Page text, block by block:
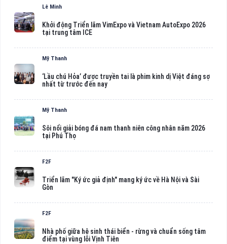
Lê Minh
Khởi động Triển lãm VimExpo và Vietnam AutoExpo 2026
tại trung tâm ICE
Mỹ Thanh
‘Lầu chú Hỏa’ được truyền tai là phim kinh dị Việt đáng sợ
nhất từ trước đến nay
Mỹ Thanh
Sôi nổi giải bóng đá nam thanh niên công nhân năm 2026
tại Phú Thọ
F2F
Triển lãm "Ký ức giả định" mang ký ức về Hà Nội và Sài
Gòn
F2F
Nhà phố giữa hệ sinh thái biển - rừng và chuẩn sống tâm
điểm tại vùng lõi Vịnh Tiên